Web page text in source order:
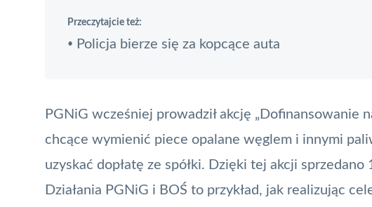
Przeczytajcie też:
• Policja bierze się za kopcące auta
PGNiG wcześniej prowadził akcję „Dofinansowanie
chcące wymienić piece opalane węglem i innymi
uzyskać dopłatę ze spółki. Dzięki tej akcji
Działania PGNiG i BOŚ to przykład, jak realizując